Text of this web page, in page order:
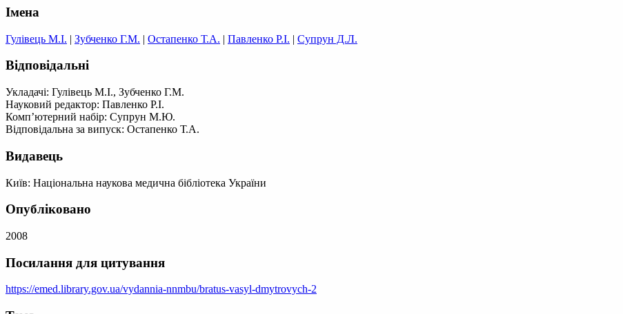
Імена
Гулівець М.І. | Зубченко Г.М. | Остапенко Т.А. | Павленко Р.І. | Супрун Д.Л.
Відповідальні
Укладачі: Гулівець М.І., Зубченко Г.М.
Науковий редактор: Павленко Р.І.
Комп’ютерний набір: Супрун М.Ю.
Відповідальна за випуск: Остапенко Т.А.
Видавець
Київ: Національна наукова медична бібліотека України
Опубліковано
2008
Посилання для цитування
https://emed.library.gov.ua/vydannia-nnmbu/bratus-vasyl-dmytrovych-2